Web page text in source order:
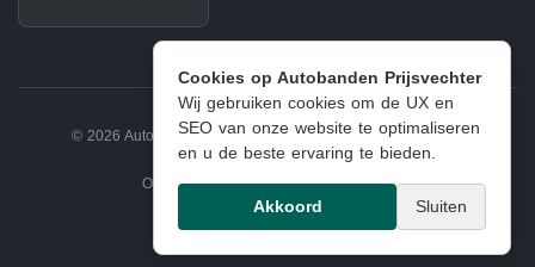
Cookies op Autobanden Prijsvechter
Wij gebruiken cookies om de UX en
SEO van onze website te optimaliseren
en u de beste ervaring te bieden.
Akkoord Sluiten
© 2026 Autobanden Prijsvechter. Privacy| Voorwaarden
Onderdeel van EJ Banden Oosterhout